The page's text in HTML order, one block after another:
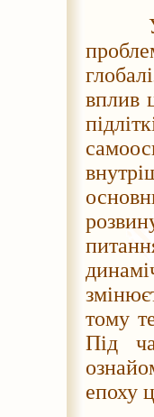
У
вплив
тому
Під
епоху